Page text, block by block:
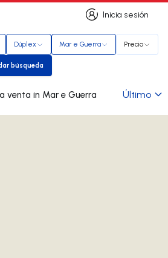
Inicia sesión
Inicia sesión
Dúplex Mar e Guerra Precio
Guardar búsqueda
búsqueda
0 dúplex de ocasión a la venta in Mar e Guerra Último